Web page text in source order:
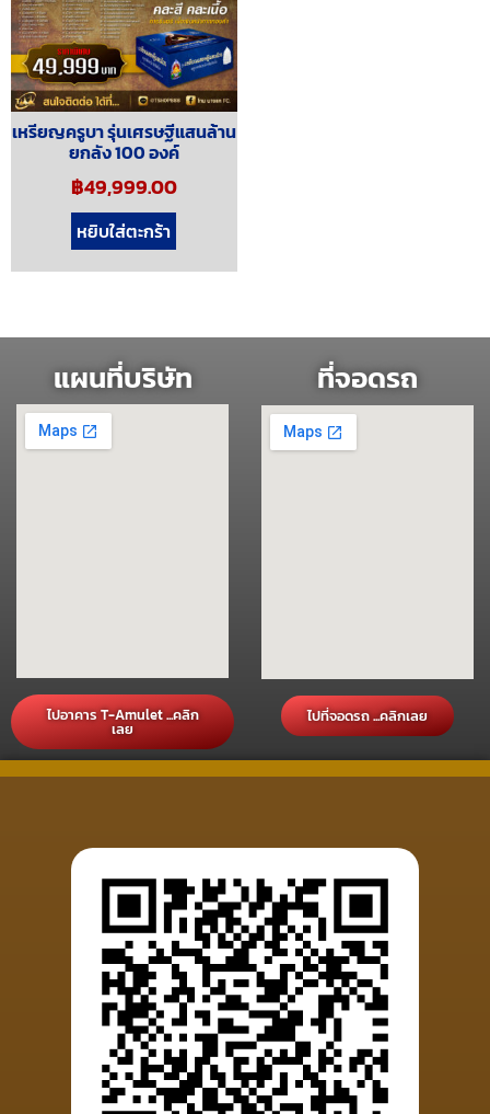
เหรียญครูบา รุ่นเศรษฐีแสนล้าน
ยกลัง 100 องค์
฿49,999.00
หยิบใส่ตะกร้า
แผนที่บริษัท
ไปอาคาร T-Amulet ...คลิก
เลย
ที่จอดรถ
ไปที่จอดรถ ...คลิกเลย